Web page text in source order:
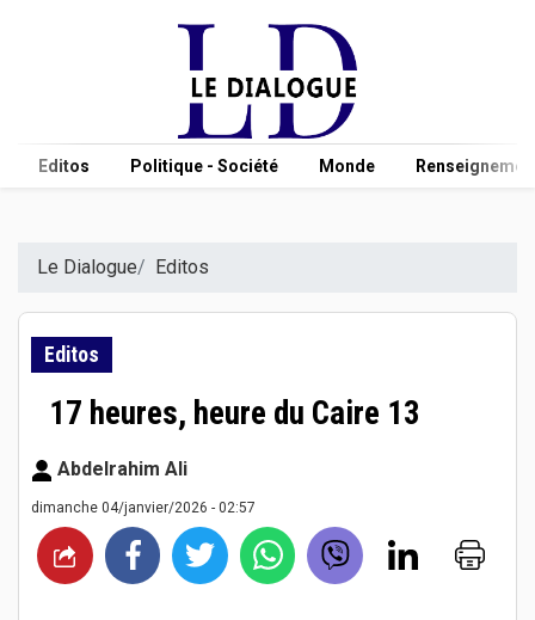
Editos Politique - Société Monde
Le Dialogue Editos
Editos
17 heures, heure du Caire 13
Abdelrahim Ali
dimanche 04/janvier/2026 - 02:57